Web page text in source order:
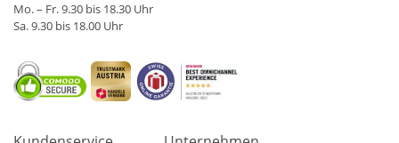
Mo. – Fr. 9.30 bis 18.30 Uhr
Sa. 9.30 bis 18.00 Uhr